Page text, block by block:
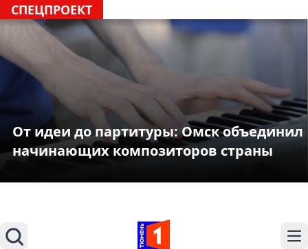
СПЕЦПРОЕКТ
От идеи до партитуры: Омск объединил
начинающих композиторов страны
Поиск